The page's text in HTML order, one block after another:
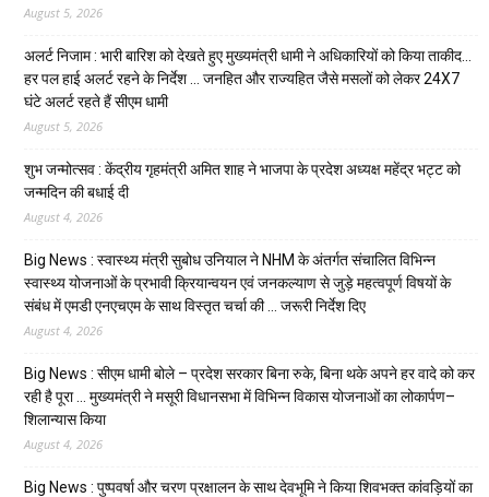
August 5, 2026
अलर्ट निजाम : भारी बारिश को देखते हुए मुख्यमंत्री धामी ने अधिकारियों को किया ताकीद…
हर पल हाई अलर्ट रहने के निर्देश … जनहित और राज्यहित जैसे मसलों को लेकर 24X7
घंटे अलर्ट रहते हैं सीएम धामी
August 5, 2026
शुभ जन्मोत्सव : केंद्रीय गृहमंत्री अमित शाह ने भाजपा के प्रदेश अध्यक्ष महेंद्र भट्ट को
जन्मदिन की बधाई दी
August 4, 2026
Big News : स्वास्थ्य मंत्री सुबोध उनियाल ने NHM के अंतर्गत संचालित विभिन्न
स्वास्थ्य योजनाओं के प्रभावी क्रियान्वयन एवं जनकल्याण से जुड़े महत्वपूर्ण विषयों के
संबंध में एमडी एनएचएम के साथ विस्तृत चर्चा की … जरूरी निर्देश दिए
August 4, 2026
Big News : सीएम धामी बोले – प्रदेश सरकार बिना रुके, बिना थके अपने हर वादे को कर
रही है पूरा … मुख्यमंत्री ने मसूरी विधानसभा में विभिन्न विकास योजनाओं का लोकार्पण–
शिलान्यास किया
August 4, 2026
Big News : पुष्पवर्षा और चरण प्रक्षालन के साथ देवभूमि ने किया शिवभक्त कांवड़ियों का